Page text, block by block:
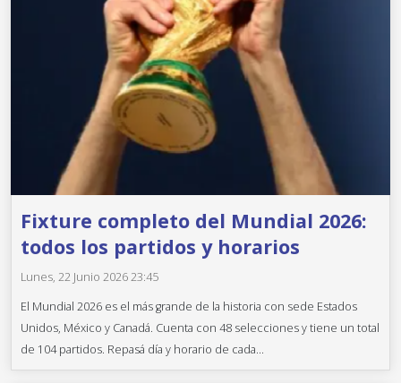
Fixture completo del Mundial 2026:
todos los partidos y horarios
Lunes, 22 Junio 2026 23:45
El Mundial 2026 es el más grande de la historia con sede Estados
Unidos, México y Canadá. Cuenta con 48 selecciones y tiene un total
de 104 partidos. Repasá día y horario de cada...